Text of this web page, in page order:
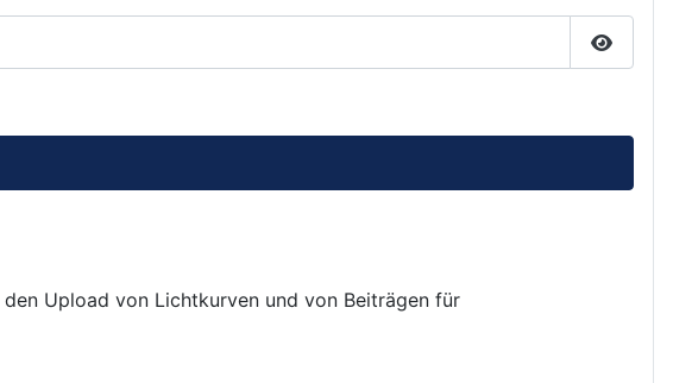
Upload von Lichtkurven und von Beiträgen für